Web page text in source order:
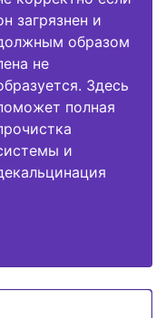
загрязнен и
образом
не
Здесь
полная
и